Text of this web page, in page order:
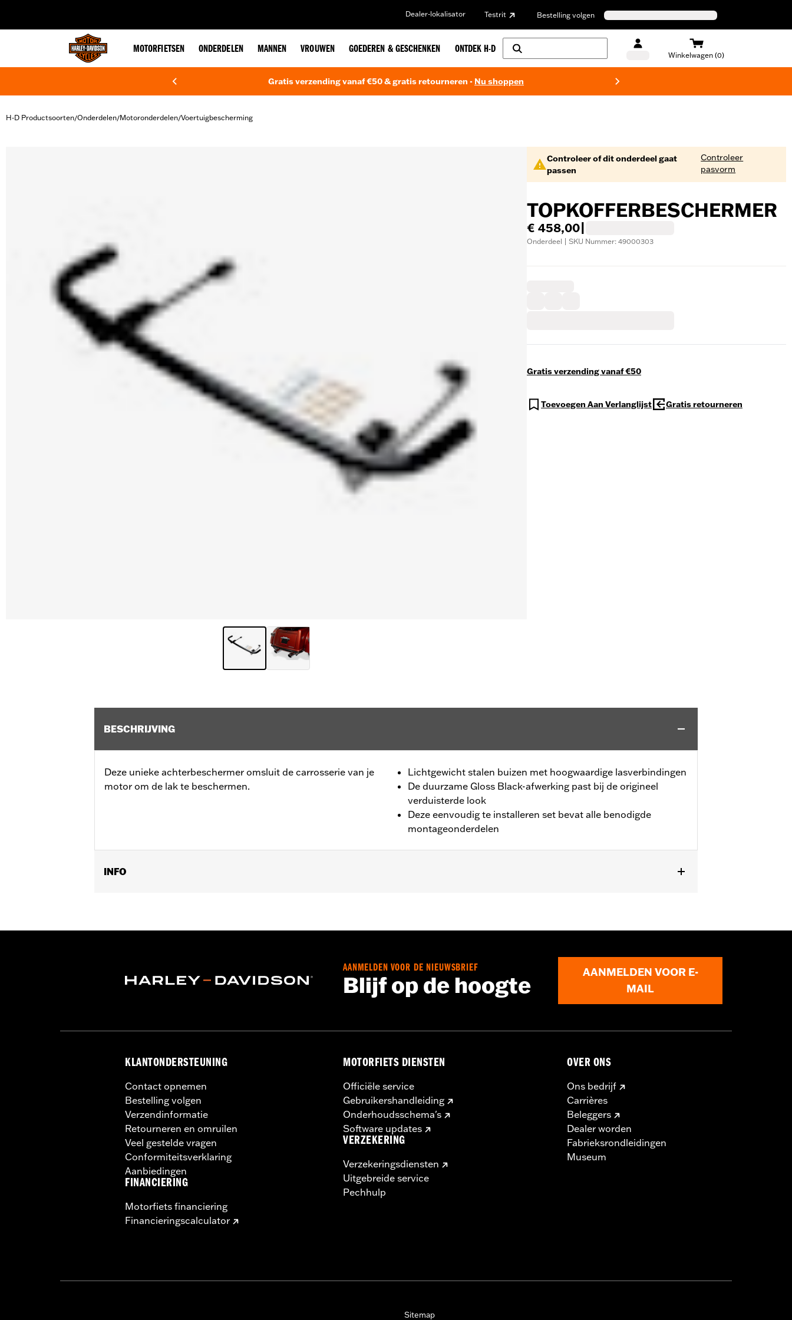
Dealer-lokalisator Testrit Bestelling volgen
MOTORFIETSEN ONDERDELEN MANNEN VROUWEN GOEDEREN & GESCHENKEN ONTDEK H-D
Winkelwagen (0)
Gratis verzending vanaf €50 & gratis retourneren - Nu shoppen
H-D Productsoorten/Onderdelen/Motoronderdelen/Voertuigbescherming
Controleer of dit onderdeel gaat
passen
Controleer
pasvorm
TOPKOFFERBESCHERMER
€ 458,00
Onderdeel | SKU Nummer: 49000303
Gratis verzending vanaf €50
Toevoegen Aan Verlanglijst Gratis retourneren
BESCHRIJVING
Deze unieke achterbeschermer omsluit de carrosserie van je
motor om de lak te beschermen.
Lichtgewicht stalen buizen met hoogwaardige lasverbindingen
De duurzame Gloss Black-afwerking past bij de origineel
verduisterde look
Deze eenvoudig te installeren set bevat alle benodigde
montageonderdelen
INFO
AANMELDEN VOOR DE NIEUWSBRIEF
Blijf op de hoogte
AANMELDEN VOOR E-
MAIL
KLANTONDERSTEUNING
Contact opnemen
Bestelling volgen
Verzendinformatie
Retourneren en omruilen
Veel gestelde vragen
Conformiteitsverklaring
Aanbiedingen
FINANCIERING
Motorfiets financiering
Financieringscalculator
MOTORFIETS DIENSTEN
Officiële service
Gebruikershandleiding
Onderhoudsschema's
Software updates
VERZEKERING
Verzekeringsdiensten
Uitgebreide service
Pechhulp
OVER ONS
Ons bedrijf
Carrières
Beleggers
Dealer worden
Fabrieksrondleidingen
Museum
Sitemap